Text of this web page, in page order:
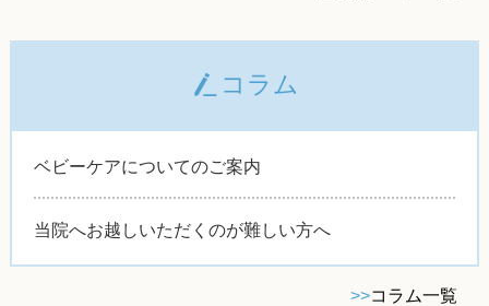
コラム
ベビーケアについてのご案内
当院へお越しいただくのが難しい方へ
>>コラム一覧